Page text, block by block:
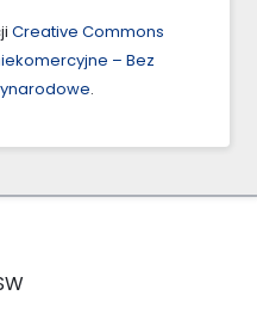
Creative Commons
– Bez
.